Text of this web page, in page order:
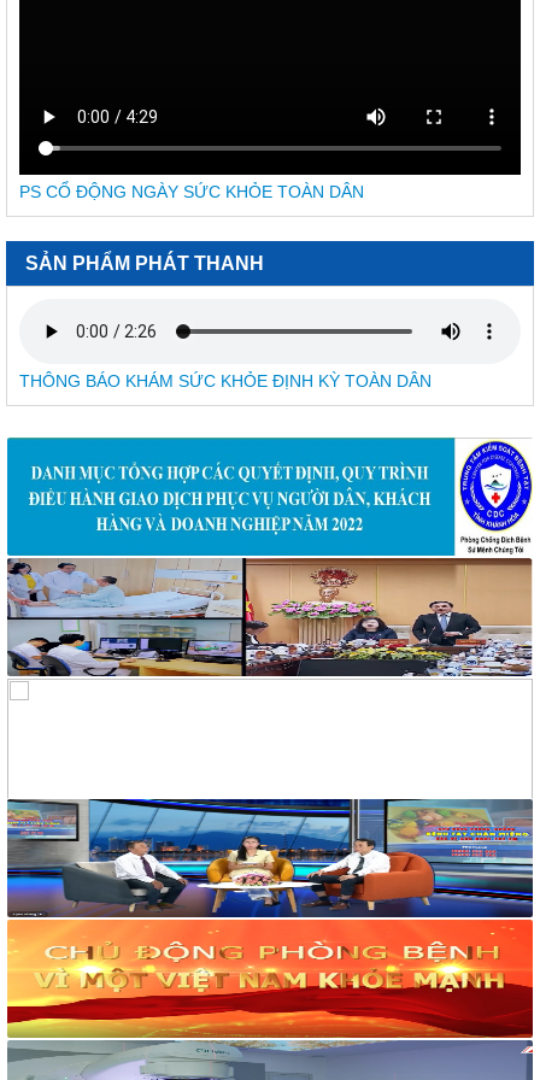
118/2021/NĐ-CP ngày 23 tháng 12 năm 2021 của Chính phủ
quy định chi tiết một số điều và biện pháp thi hành Luật Xử lý
vi phạm hành chính được sửa đổi, bổ sung theo Nghị định số
68/2025/NĐ-CP ngày 18 tháng 3 năm 2025 của Chính phủ và
Nghị định số 120/2021/NĐ-CP ngày 24 tháng 12 năm 2021
của Chính phủ quy định chế độ áp dụng biện pháp xử lý hành
chính giáo dục tại xã, phường, thị trấn
189/2025/NĐ-CP
thẩm quyền xử phạt vi phạm hành chính
V/v định hướng công tác tuyên truyền, đấu tranh phản bác về
nhân quyền tháng 01/2026
HƯỚNG DẪN QUẢN LÝ NGƯỜI MẮC COVID-19 TẠI NHÀ
38/TB-UBND
Kết luận của UBND tỉnh Nguyễn Tấn Tuân kiêm Trưởng Ban
Chỉ đạo phòng, chống dịch Covid-19 tỉnh Khánh Hòa tại cuộc
họp Ban Chỉ đạo phòng, chống dịch Covid-19 ngày
25/01/2022
48/TB-UBND
Kết luận của Phó Chủ tịch UBND tỉnh Đinh Văn Thiệu kiêm
Phó Trưởng Ban chỉ đạo phòng, chống dịch Covid-19 tỉnh
Trưởng Ban chỉ đạo phòng, chống dịch Covid-19 tỉnh Khánh
Hòa tại cuộc họp Ban chỉ đạo phòng, chống dịch Covid-19
ngày 25/01/2022
3639/QĐ-BYT
Quyết định Về việc ban hành tài liệu chuyên môn “Hướng dẫn
quy trình kỹ thuật về Huyết học” – Tập 1
3633/QĐ-BYT
Quyết định Về việc ban hành tài liệu chuyên môn “Hướng dẫn
quy trình kỹ thuật về tạo máu và lympho - Tập 2.1”
3632/QĐ-BYT
PS CỔ ĐỘNG NGÀY SỨC KHỎE TOÀN DÂN
SẢN PHẨM PHÁT THANH
THÔNG BÁO KHÁM SỨC KHỎE ĐỊNH KỲ TOÀN DÂN